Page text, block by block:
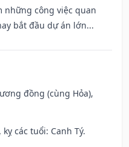
những công việc quan
bắt đầu dự án lớn...
đồng (cùng Hỏa),
các tuổi: Canh Tý.